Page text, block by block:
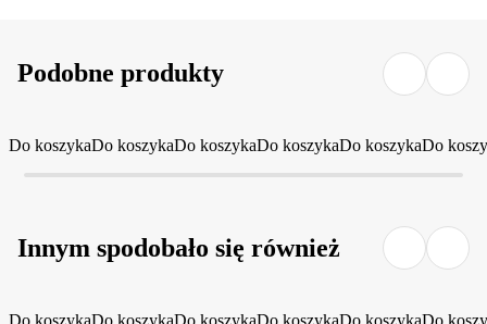
Podobne produkty
Do koszykaDo koszykaDo koszykaDo koszykaDo koszykaDo
Innym spodobało się również
Do koszykaDo koszykaDo koszykaDo koszykaDo koszykaDo